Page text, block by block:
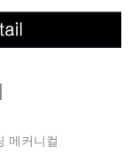
메커니컬